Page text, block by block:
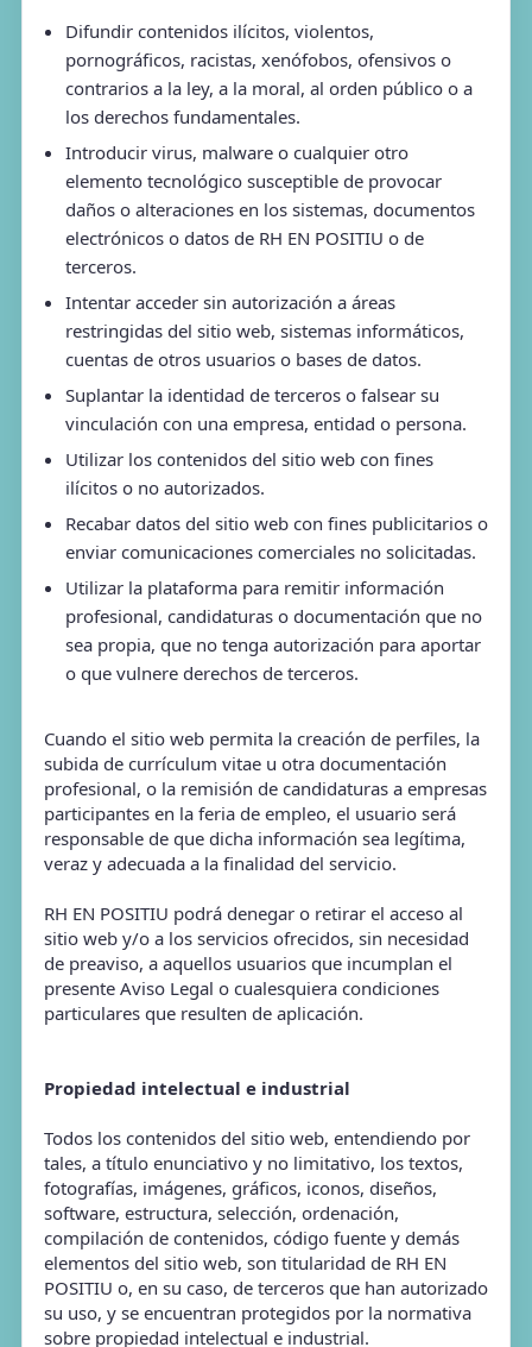
Difundir contenidos ilícitos, violentos,
pornográficos, racistas, xenófobos, ofensivos o
contrarios a la ley, a la moral, al orden público o a
los derechos fundamentales.
Introducir virus, malware o cualquier otro
elemento tecnológico susceptible de provocar
daños o alteraciones en los sistemas, documentos
electrónicos o datos de RH EN POSITIU o de
terceros.
Intentar acceder sin autorización a áreas
restringidas del sitio web, sistemas informáticos,
cuentas de otros usuarios o bases de datos.
Suplantar la identidad de terceros o falsear su
vinculación con una empresa, entidad o persona.
Utilizar los contenidos del sitio web con fines
ilícitos o no autorizados.
Recabar datos del sitio web con fines publicitarios o
enviar comunicaciones comerciales no solicitadas.
Utilizar la plataforma para remitir información
profesional, candidaturas o documentación que no
sea propia, que no tenga autorización para aportar
o que vulnere derechos de terceros.
Cuando el sitio web permita la creación de perfiles, la
subida de currículum vitae u otra documentación
profesional, o la remisión de candidaturas a empresas
participantes en la feria de empleo, el usuario será
responsable de que dicha información sea legítima,
veraz y adecuada a la finalidad del servicio.
RH EN POSITIU podrá denegar o retirar el acceso al
sitio web y/o a los servicios ofrecidos, sin necesidad
de preaviso, a aquellos usuarios que incumplan el
presente Aviso Legal o cualesquiera condiciones
particulares que resulten de aplicación.
Propiedad intelectual e industrial
Todos los contenidos del sitio web, entendiendo por
tales, a título enunciativo y no limitativo, los textos,
fotografías, imágenes, gráficos, iconos, diseños,
software, estructura, selección, ordenación,
compilación de contenidos, código fuente y demás
elementos del sitio web, son titularidad de RH EN
POSITIU o, en su caso, de terceros que han autorizado
su uso, y se encuentran protegidos por la normativa
sobre propiedad intelectual e industrial.